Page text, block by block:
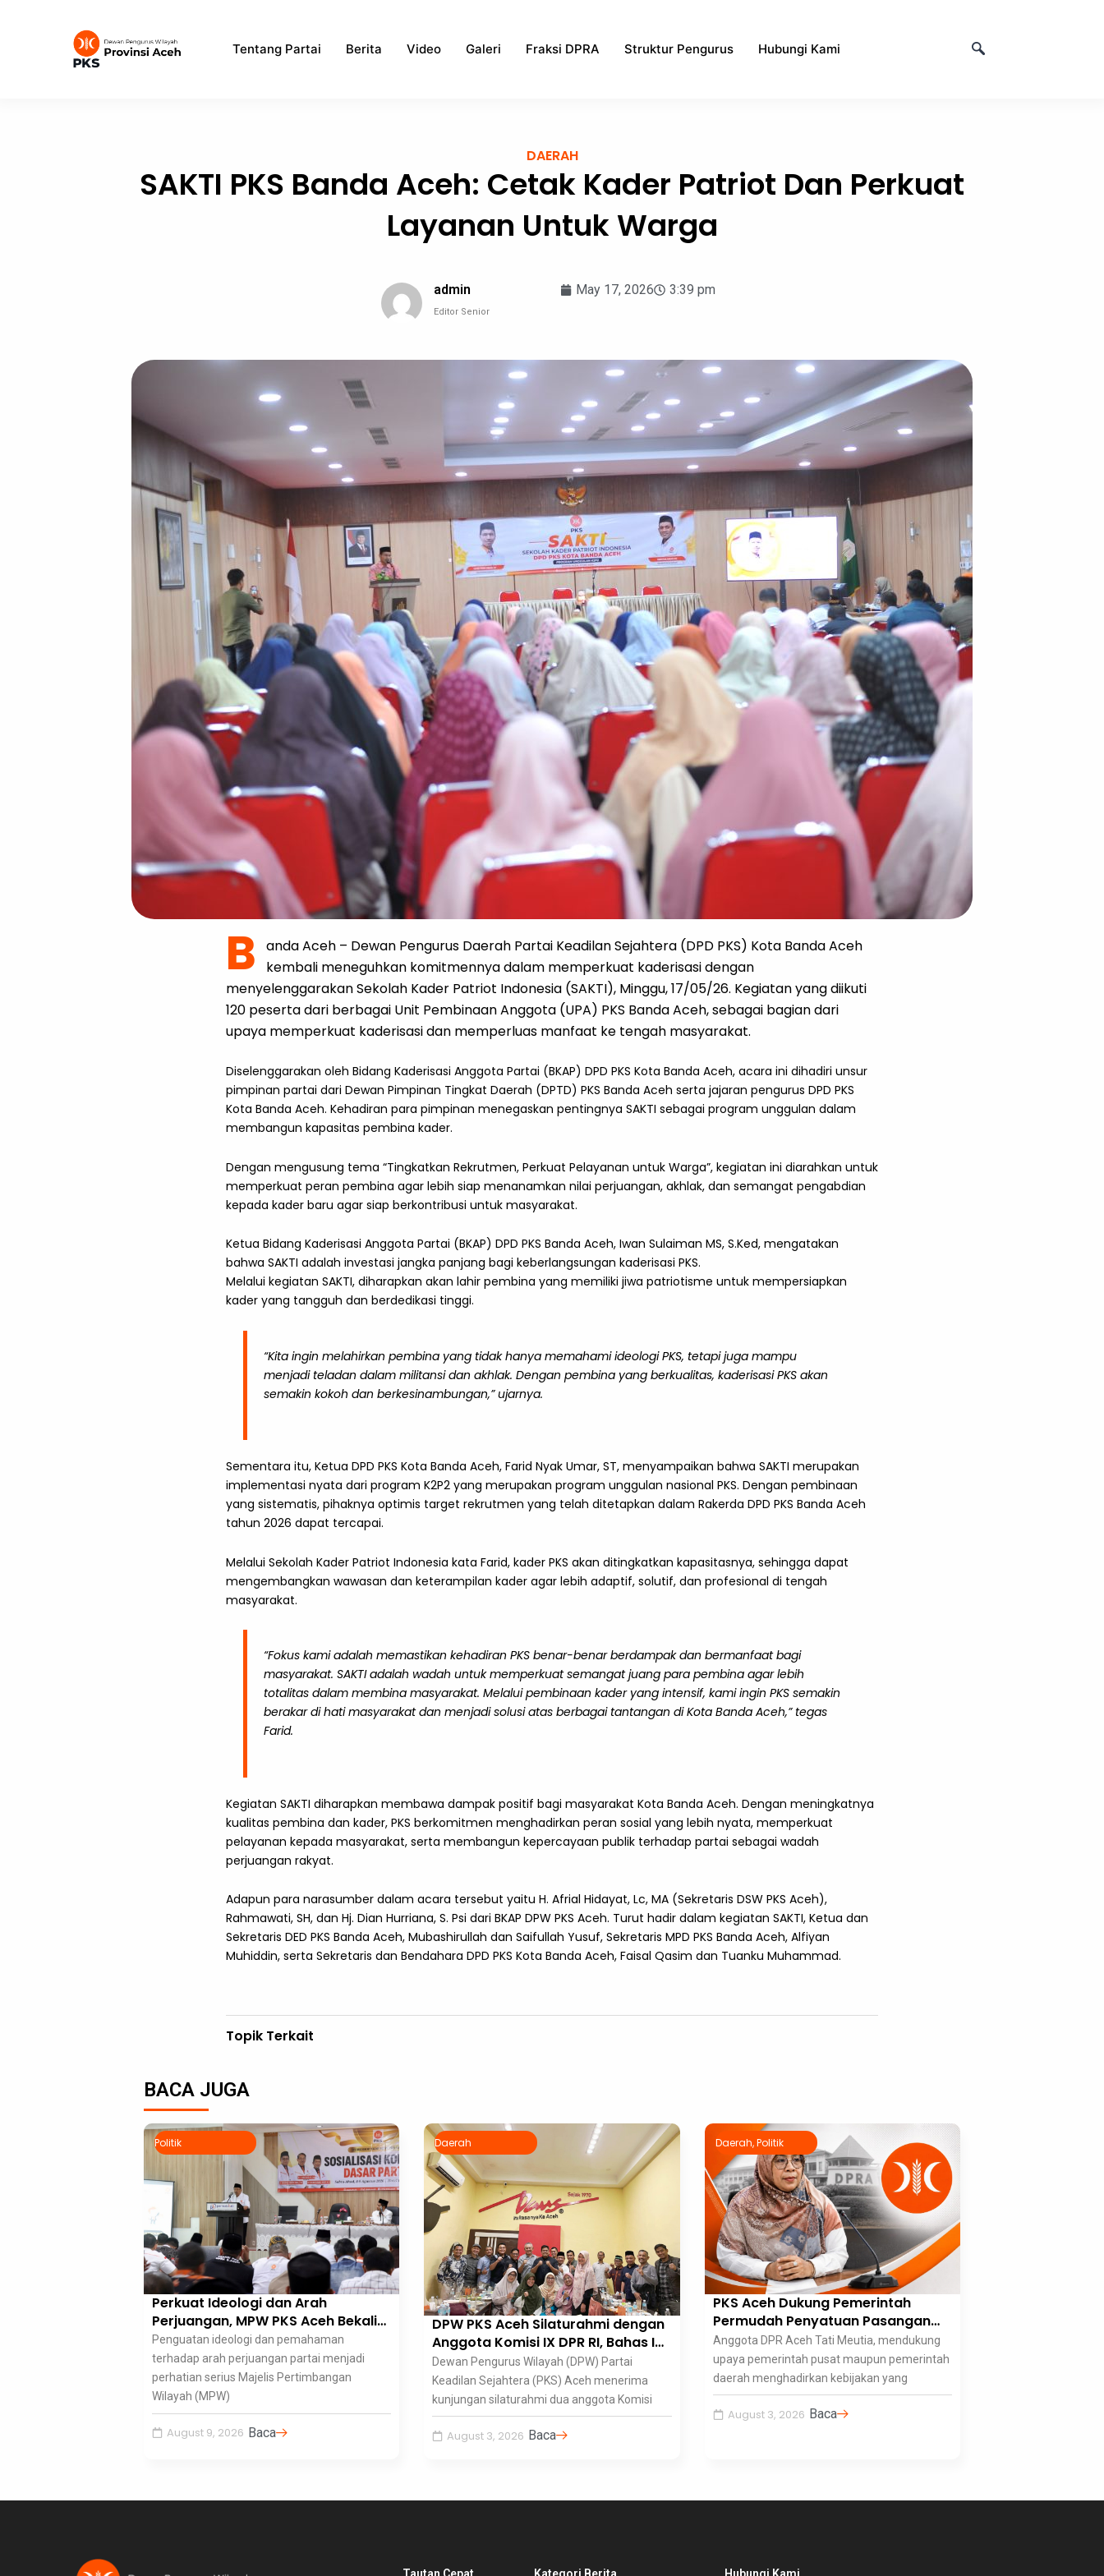
Tentang Partai Berita Video Galeri Fraksi DPRA Struktur Pengurus Hubungi Kami
DAERAH
SAKTI PKS Banda Aceh: Cetak Kader Patriot Dan Perkuat
Layanan Untuk Warga
admin
Editor Senior
May 17, 2026 3:39 pm
B
anda Aceh – Dewan Pengurus Daerah Partai Keadilan Sejahtera (DPD PKS) Kota Banda Aceh
kembali meneguhkan komitmennya dalam memperkuat kaderisasi dengan
menyelenggarakan Sekolah Kader Patriot Indonesia (SAKTI), Minggu, 17/05/26. Kegiatan yang diikuti
120 peserta dari berbagai Unit Pembinaan Anggota (UPA) PKS Banda Aceh, sebagai bagian dari
upaya memperkuat kaderisasi dan memperluas manfaat ke tengah masyarakat.
Diselenggarakan oleh Bidang Kaderisasi Anggota Partai (BKAP) DPD PKS Kota Banda Aceh, acara ini dihadiri unsur
pimpinan partai dari Dewan Pimpinan Tingkat Daerah (DPTD) PKS Banda Aceh serta jajaran pengurus DPD PKS
Kota Banda Aceh. Kehadiran para pimpinan menegaskan pentingnya SAKTI sebagai program unggulan dalam
membangun kapasitas pembina kader.
Dengan mengusung tema “Tingkatkan Rekrutmen, Perkuat Pelayanan untuk Warga”, kegiatan ini diarahkan untuk
memperkuat peran pembina agar lebih siap menanamkan nilai perjuangan, akhlak, dan semangat pengabdian
kepada kader baru agar siap berkontribusi untuk masyarakat.
Ketua Bidang Kaderisasi Anggota Partai (BKAP) DPD PKS Banda Aceh, Iwan Sulaiman MS, S.Ked, mengatakan
bahwa SAKTI adalah investasi jangka panjang bagi keberlangsungan kaderisasi PKS.
Melalui kegiatan SAKTI, diharapkan akan lahir pembina yang memiliki jiwa patriotisme untuk mempersiapkan
kader yang tangguh dan berdedikasi tinggi.
“Kita ingin melahirkan pembina yang tidak hanya memahami ideologi PKS, tetapi juga mampu
menjadi teladan dalam militansi dan akhlak. Dengan pembina yang berkualitas, kaderisasi PKS akan
semakin kokoh dan berkesinambungan,” ujarnya.
Sementara itu, Ketua DPD PKS Kota Banda Aceh, Farid Nyak Umar, ST, menyampaikan bahwa SAKTI merupakan
implementasi nyata dari program K2P2 yang merupakan program unggulan nasional PKS. Dengan pembinaan
yang sistematis, pihaknya optimis target rekrutmen yang telah ditetapkan dalam Rakerda DPD PKS Banda Aceh
tahun 2026 dapat tercapai.
Melalui Sekolah Kader Patriot Indonesia kata Farid, kader PKS akan ditingkatkan kapasitasnya, sehingga dapat
mengembangkan wawasan dan keterampilan kader agar lebih adaptif, solutif, dan profesional di tengah
masyarakat.
“Fokus kami adalah memastikan kehadiran PKS benar-benar berdampak dan bermanfaat bagi
masyarakat. SAKTI adalah wadah untuk memperkuat semangat juang para pembina agar lebih
totalitas dalam membina masyarakat. Melalui pembinaan kader yang intensif, kami ingin PKS semakin
berakar di hati masyarakat dan menjadi solusi atas berbagai tantangan di Kota Banda Aceh,” tegas
Farid.
Kegiatan SAKTI diharapkan membawa dampak positif bagi masyarakat Kota Banda Aceh. Dengan meningkatnya
kualitas pembina dan kader, PKS berkomitmen menghadirkan peran sosial yang lebih nyata, memperkuat
pelayanan kepada masyarakat, serta membangun kepercayaan publik terhadap partai sebagai wadah
perjuangan rakyat.
Adapun para narasumber dalam acara tersebut yaitu H. Afrial Hidayat, Lc, MA (Sekretaris DSW PKS Aceh),
Rahmawati, SH, dan Hj. Dian Hurriana, S. Psi dari BKAP DPW PKS Aceh. Turut hadir dalam kegiatan SAKTI, Ketua dan
Sekretaris DED PKS Banda Aceh, Mubashirullah dan Saifullah Yusuf, Sekretaris MPD PKS Banda Aceh, Alfiyan
Muhiddin, serta Sekretaris dan Bendahara DPD PKS Kota Banda Aceh, Faisal Qasim dan Tuanku Muhammad.
Topik Terkait
BACA JUGA
Perkuat Ideologi dan Arah
Perjuangan, MPW PKS Aceh Bekali
Kader Konsepsi Dasar Partai
Politik
Penguatan ideologi dan pemahaman
terhadap arah perjuangan partai menjadi
perhatian serius Majelis Pertimbangan
Wilayah (MPW)
August 9, 2026 Baca
DPW PKS Aceh Silaturahmi dengan
Anggota Komisi IX DPR RI, Bahas Isu
Kesehatan
Daerah
Dewan Pengurus Wilayah (DPW) Partai
Keadilan Sejahtera (PKS) Aceh menerima
kunjungan silaturahmi dua anggota Komisi
August 3, 2026 Baca
PKS Aceh Dukung Pemerintah
Permudah Penyatuan Pasangan
LDR Demi Ketahanan Keluarga dan
Masa Depan Anak
Daerah,Politik
Anggota DPR Aceh Tati Meutia, mendukung
upaya pemerintah pusat maupun pemerintah
daerah menghadirkan kebijakan yang
August 3, 2026 Baca